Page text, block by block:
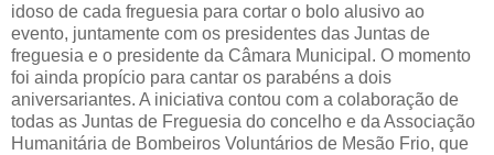
idoso de cada freguesia para cortar o bolo alusivo ao
evento, juntamente com os presidentes das Juntas de
freguesia e o presidente da Câmara Municipal. O momento
foi ainda propício para cantar os parabéns a dois
aniversariantes. A iniciativa contou com a colaboração de
todas as Juntas de Freguesia do concelho e da Associação
Humanitária de Bombeiros Voluntários de Mesão Frio, que